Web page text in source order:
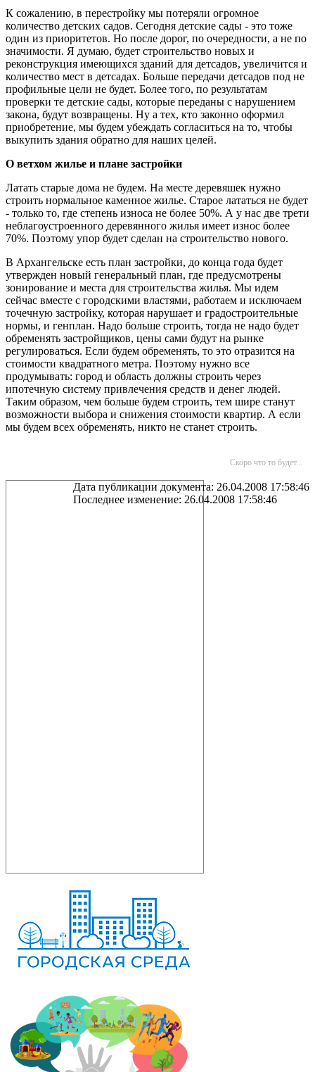
К сожалению, в перестройку мы потеряли огромное
количество детских садов. Сегодня детские сады - это тоже
один из приоритетов. Но после дорог, по очередности, а не по
значимости. Я думаю, будет строительство новых и
реконструкция имеющихся зданий для детсадов, увеличится и
количество мест в детсадах. Больше передачи детсадов под не
профильные цели не будет. Более того, по результатам
проверки те детские сады, которые переданы с нарушением
закона, будут возвращены. Ну а тех, кто законно оформил
приобретение, мы будем убеждать согласиться на то, чтобы
выкупить здания обратно для наших целей.
О ветхом жилье и плане застройки
Латать старые дома не будем. На месте деревяшек нужно
строить нормальное каменное жилье. Старое лататься не будет
- только то, где степень износа не более 50%. А у нас две трети
неблагоустроенного деревянного жилья имеет износ более
70%. Поэтому упор будет сделан на строительство нового.
В Архангельске есть план застройки, до конца года будет
утвержден новый генеральный план, где предусмотрены
зонирование и места для строительства жилья. Мы идем
сейчас вместе с городскими властями, работаем и исключаем
точечную застройку, которая нарушает и градостроительные
нормы, и генплан. Надо больше строить, тогда не надо будет
обременять застройщиков, цены сами будут на рынке
регулироваться. Если будем обременять, то это отразится на
стоимости квадратного метра. Поэтому нужно все
продумывать: город и область должны строить через
ипотечную систему привлечения средств и денег людей.
Таким образом, чем больше будем строить, тем шире станут
возможности выбора и снижения стоимости квартир. А если
мы будем всех обременять, никто не станет строить.
Скоро что то будет...
Дата публикации документа: 26.04.2008 17:58:46
Последнее изменение: 26.04.2008 17:58:46